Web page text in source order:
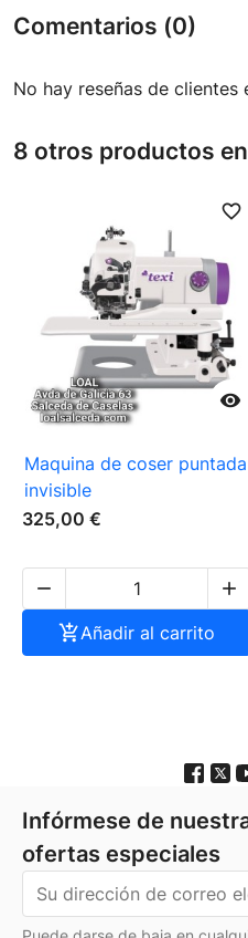
Comentarios (0)
No hay reseñas de clientes
8 otros productos

favorite_border
Maquina de coser puntada
invisible
325,00 €


Añadir al carrito
Infórmese de
ofertas especiales